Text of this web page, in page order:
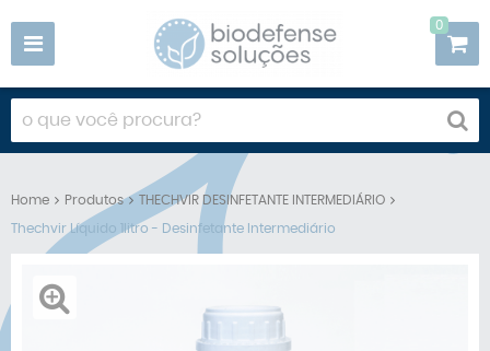
0
Home Produtos THECHVIR DESINFETANTE INTERMEDIÁRIO
Thechvir Líquido 1litro - Desinfetante Intermediário